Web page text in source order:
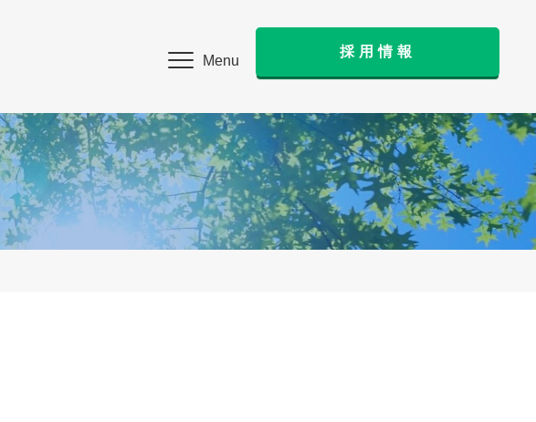
Menu
採用情報